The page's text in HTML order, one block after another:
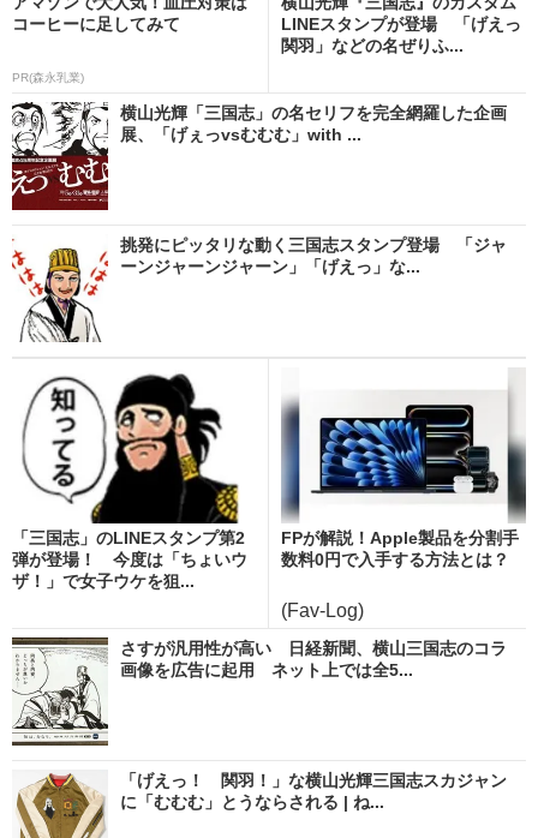
コーヒーに足してみて
PR(森永乳業)
LINEスタンプが登場 「げえっ
関羽」などの名ぜりふ...
横山光輝「三国志」の名セリフを完全網羅した企画
展、「げぇっvsむむむ」with ...
挑発にピッタリな動く三国志スタンプ登場 「ジャ
ーンジャーンジャーン」「げえっ」な...
「三国志」のLINEスタンプ第2
弾が登場！ 今度は「ちょいウ
ザ！」で女子ウケを狙...
FPが解説！Apple製品を分割手
数料0円で入手する方法とは？
(Fav-Log)
さすが汎用性が高い 日経新聞、横山三国志のコラ
画像を広告に起用 ネット上では全5...
「げえっ！ 関羽！」な横山光輝三国志スカジャン
に「むむむ」とうならされる | ね...